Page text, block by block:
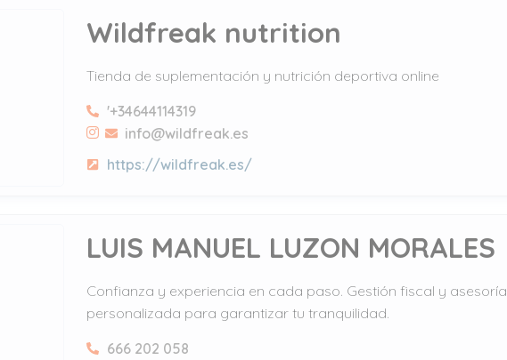
Wildfreak nutrition
Tienda de suplementación y nutrición deportiva online
'+34644114319
info@wildfreak.es
https://wildfreak.es/
LUIS MANUEL LUZON MORALES
Confianza y experiencia en cada paso. Gestión fiscal y asesoría
personalizada para garantizar tu tranquilidad.
666 202 058